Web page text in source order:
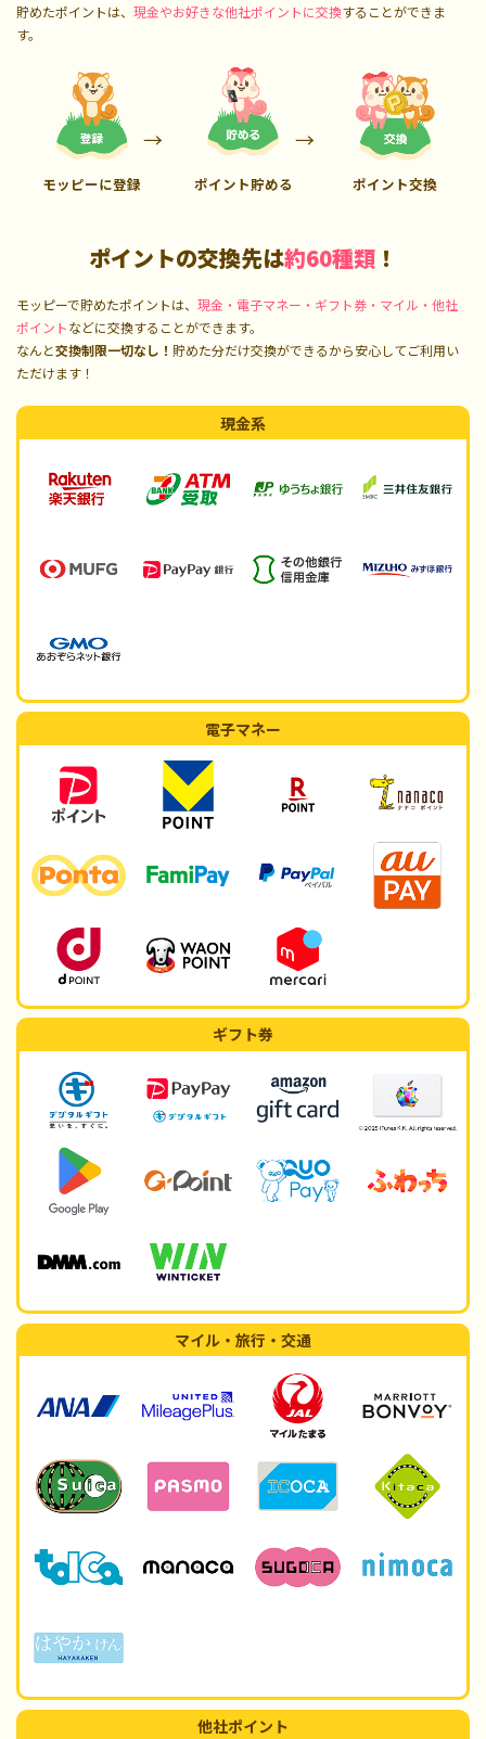
貯めたポイントは、 現金やお好きな他社ポイントに交換することができま
す。
モッピーに登録 ポイント貯める ポイント交換
ポイントの交換先は約60種類 ！
モッピーで貯めたポイントは、 現金・電子マネー・ギフト券・マイル・他社
ポイントなどに交換することができます。
なんと交換制限一切なし！ 貯めた分だけ交換ができるから安心してご利用い
ただけます！
現金系
電子マネー
ギフト券
マイル・旅行・交通
他社ポイント